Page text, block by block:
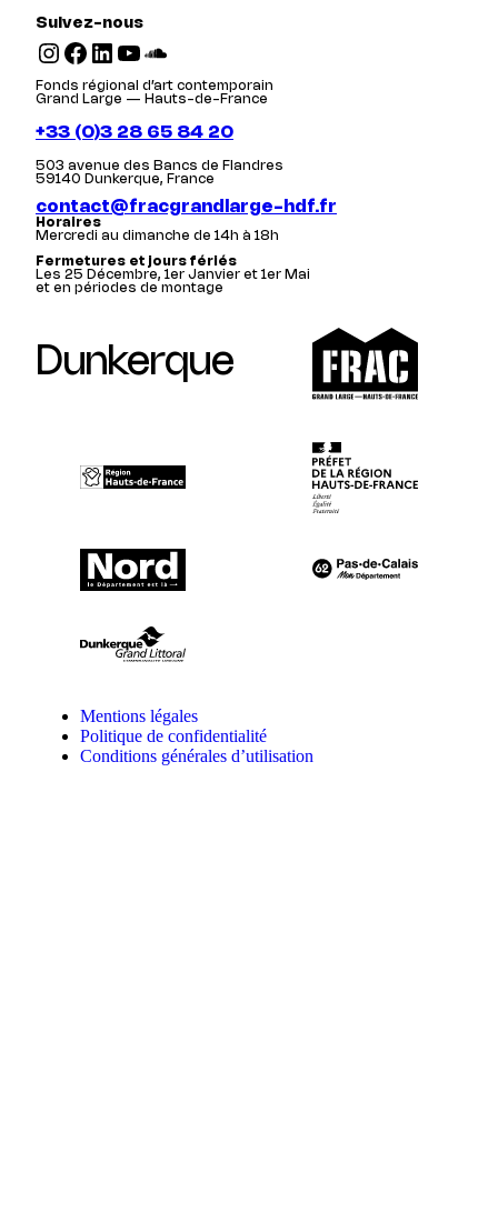
Suivez-nous
Instagram Facebook LinkedIn YouTube SoundCloud
Fonds régional d’art contemporain
Grand Large — Hauts-de-France
+33 (0)3 28 65 84 20
503 avenue des Bancs de Flandres
59140 Dunkerque, France
contact@fracgrandlarge-hdf.fr
Horaires
Mercredi au dimanche de 14h à 18h
Fermetures et jours fériés
Les 25 Décembre, 1er Janvier et 1er Mai
et en périodes de montage
Dunkerque
Mentions légales
Politique de confidentialité
Conditions générales d’utilisation